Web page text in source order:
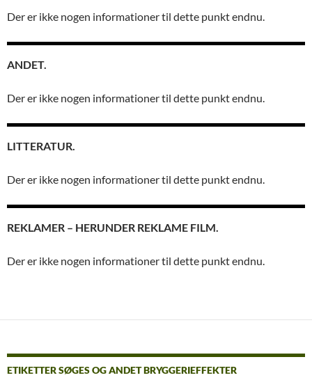
Der er ikke nogen informationer til dette punkt endnu.
ANDET.
Der er ikke nogen informationer til dette punkt endnu.
LITTERATUR.
Der er ikke nogen informationer til dette punkt endnu.
REKLAMER – HERUNDER REKLAME FILM.
Der er ikke nogen informationer til dette punkt endnu.
ETIKETTER SØGES OG ANDET BRYGGERIEFFEKTER